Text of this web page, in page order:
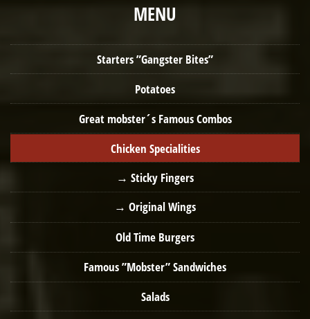
MENU
Starters ”Gangster Bites”
Potatoes
Great mobster´s Famous Combos
Chicken Specialities
Sticky Fingers
Original Wings
Old Time Burgers
Famous ”Mobster” Sandwiches
Salads